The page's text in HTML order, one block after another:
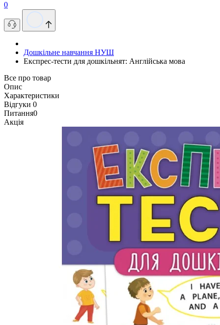
0
Дошкільне навчання НУШ
Експрес-тести для дошкільнят: Англійська мова
Все про товар
Опис
Характеристики
Відгуки 0
Питання0
Акція